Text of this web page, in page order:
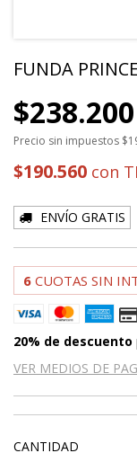
FUNDA
$238.200
Precio sin impuestos
$190.560 con
ENVÍO GRATIS
6 CUOTAS SIN
20% de descuento
VER MEDIOS DE
CANTIDAD